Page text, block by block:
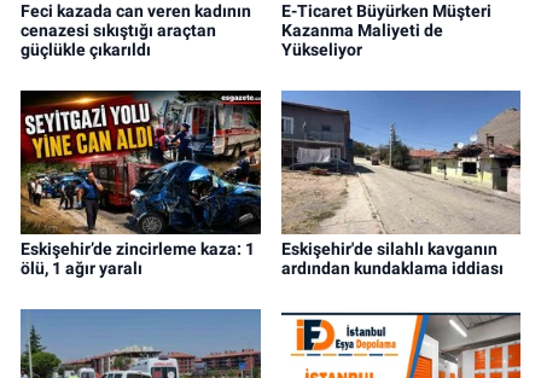
Feci kazada can veren kadının
cenazesi sıkıştığı araçtan
güçlükle çıkarıldı
E-Ticaret Büyürken Müşteri
Kazanma Maliyeti de
Yükseliyor
Eskişehir’de zincirleme kaza: 1
ölü, 1 ağır yaralı
Eskişehir'de silahlı kavganın
ardından kundaklama iddiası